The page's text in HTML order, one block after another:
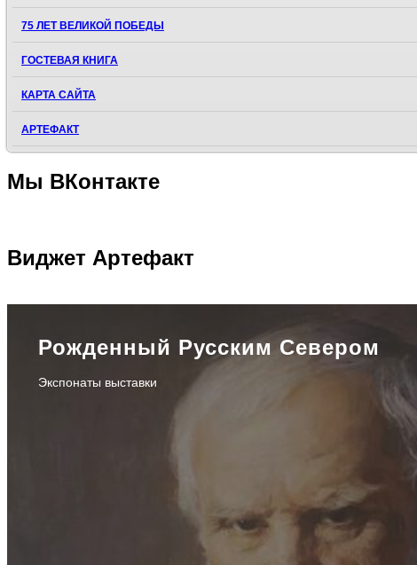
75 ЛЕТ ВЕЛИКОЙ ПОБЕДЫ
ГОСТЕВАЯ КНИГА
КАРТА САЙТА
АРТЕФАКТ
Мы ВКонтакте
Виджет Артефакт
Рожденный Русским Севером
Экспонаты выставки